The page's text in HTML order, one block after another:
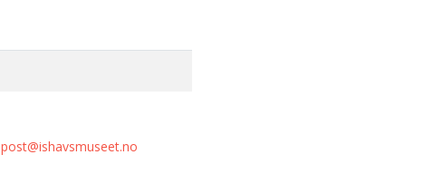
post@ishavsmuseet.no